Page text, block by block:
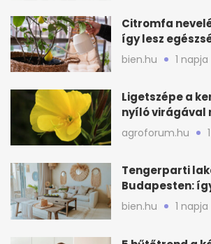
Citromfa
így lesz
termő is
bien.hu 1 napja
Ligetszépe a
nyíló virágával
látvány
agroforum.hu
Tengerparti
Budapesten:
kagylós,
bien.hu 1 napja